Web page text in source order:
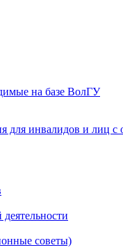
на базе ВолГУ
для инвалидов и лиц
советы)